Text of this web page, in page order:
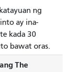
ng
ay ina-
kada 30
bawat oras.
The